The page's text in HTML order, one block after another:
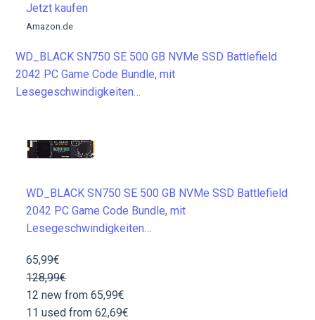
Jetzt kaufen
Amazon.de
WD_BLACK SN750 SE 500 GB NVMe SSD Battlefield
2042 PC Game Code Bundle, mit
Lesegeschwindigkeiten…
WD_BLACK SN750 SE 500 GB NVMe SSD Battlefield
2042 PC Game Code Bundle, mit
Lesegeschwindigkeiten…
65,99€
128,99€
12 new from 65,99€
11 used from 62,69€